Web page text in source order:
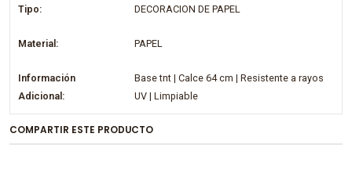
Tipo: DECORACION DE PAPEL
Material: PAPEL
Información
Adicional:
Base tnt | Calce 64 cm | Resistente a rayos
UV | Limpiable
COMPARTIR ESTE PRODUCTO